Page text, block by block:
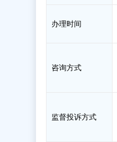
办理时间
咨询方式
监督投诉方式